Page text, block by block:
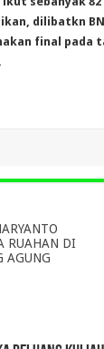
dilibatkn
final pada
RUAHAN DI
AGUNG